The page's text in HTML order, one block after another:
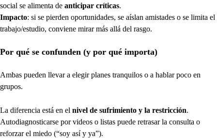
social se alimenta de anticipar críticas.
Impacto: si se pierden oportunidades, se aíslan amistades o se limita el
trabajo/estudio, conviene mirar más allá del rasgo.
Por qué se confunden (y por qué importa)
Ambas pueden llevar a elegir planes tranquilos o a hablar poco en
grupos.
La diferencia está en el nivel de sufrimiento y la restricción.
Autodiagnosticarse por videos o listas puede retrasar la consulta o
reforzar el miedo (“soy así y ya”).